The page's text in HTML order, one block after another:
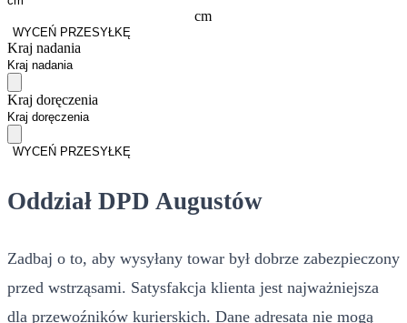
cm
WYCEŃ PRZESYŁKĘ
Kraj nadania
Kraj doręczenia
WYCEŃ PRZESYŁKĘ
Oddział DPD Augustów
Zadbaj o to, aby wysyłany towar był dobrze zabezpieczony
przed wstrząsami. Satysfakcja klienta jest najważniejsza
dla przewoźników kurierskich. Dane adresata nie mogą